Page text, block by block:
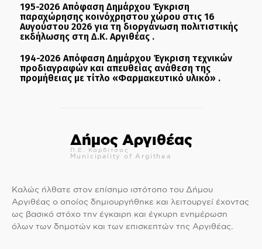
195-2026 Απόφαση Δημάρχου Έγκριση
παραχώρησης κοινόχρηστου χώρου στις 16
Αυγούστου 2026 για τη διοργάνωση πολιτιστικής
εκδήλωσης στη Δ.Κ. Αργιθέας .
194-2026 Απόφαση Δημάρχου Έγκριση τεχνικών
προδιαγραφών και απευθείας ανάθεση της
προμήθειας με τίτλο «Φαρμακευτικό υλικό» .
Δήμος Αργιθέας
Π.Ε. Καρδίτσας
Municipality of Argithea
Καλώς ήλθατε στον επίσημο ιστότοπο του Δήμου
Αργιθέας ο οποίος δημιουργήθηκε και λειτουργεί έχοντας
ως βασικό στόχο την έγκαιρη και έγκυρη ενημέρωση
όλων των δημοτών και των επισκεπτών της Αργιθέας.